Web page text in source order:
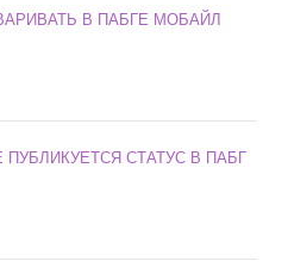
В ПАБГЕ МОБАЙЛ
СТАТУС В ПАБГ